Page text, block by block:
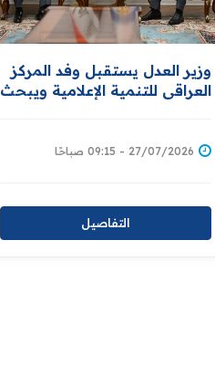
وزير العدل يستقبل وفد المركز
العراقي للتنمية الإعلامية ويبحث
في دعم برامج التأهيل والإصلاح
27/07/2026 - 09:15 صباحًا
التفاصيل